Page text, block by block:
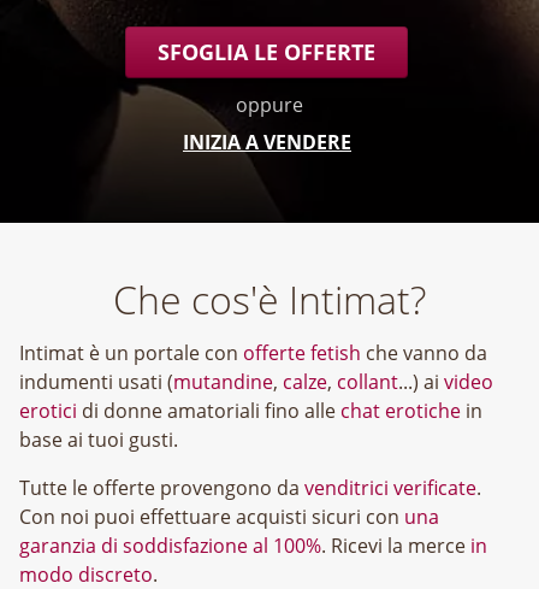
SFOGLIA LE OFFERTE
oppure
INIZIA A VENDERE
Che cos'è Intimat?
Intimat è un portale con offerte fetish che vanno da
indumenti usati (mutandine, calze, collant...) ai video
erotici di donne amatoriali fino alle chat erotiche in
base ai tuoi gusti.
Tutte le offerte provengono da venditrici verificate.
Con noi puoi effettuare acquisti sicuri con una
garanzia di soddisfazione al 100%. Ricevi la merce in
modo discreto.